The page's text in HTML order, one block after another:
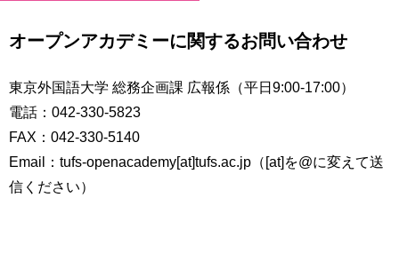
オープンアカデミーに関するお問い合わせ
東京外国語大学 総務企画課 広報係（平日9:00-17:00）
電話：042-330-5823
FAX：042-330-5140
Email：tufs-openacademy[at]tufs.ac.jp（[at]を@に変えて送
信ください）